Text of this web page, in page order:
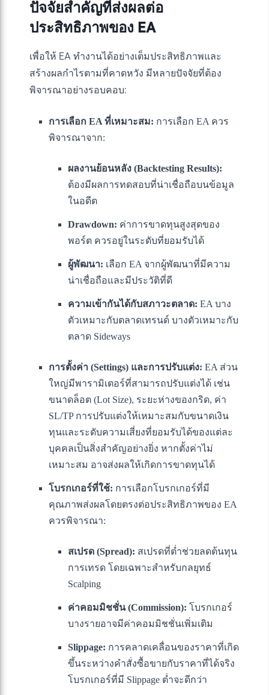
ปัจจัยสำคัญที่ส่งผลต่อ
ประสิทธิภาพของ EA
เพื่อให้ EA ทำงานได้อย่างเต็มประสิทธิภาพและ
สร้างผลกำไรตามที่คาดหวัง มีหลายปัจจัยที่ต้อง
พิจารณาอย่างรอบคอบ:
การเลือก EA ที่เหมาะสม: การเลือก EA ควร
พิจารณาจาก:
ผลงานย้อนหลัง (Backtesting Results):
ต้องมีผลการทดสอบที่น่าเชื่อถือบนข้อมูล
ในอดีต
Drawdown: ค่าการขาดทุนสูงสุดของ
พอร์ต ควรอยู่ในระดับที่ยอมรับได้
ผู้พัฒนา: เลือก EA จากผู้พัฒนาที่มีความ
น่าเชื่อถือและมีประวัติที่ดี
ความเข้ากันได้กับสภาวะตลาด: EA บาง
ตัวเหมาะกับตลาดเทรนด์ บางตัวเหมาะกับ
ตลาด Sideways
การตั้งค่า (Settings) และการปรับแต่ง: EA ส่วน
ใหญ่มีพารามิเตอร์ที่สามารถปรับแต่งได้ เช่น
ขนาดล็อต (Lot Size), ระยะห่างของกริด, ค่า
SL/TP การปรับแต่งให้เหมาะสมกับขนาดเงิน
ทุนและระดับความเสี่ยงที่ยอมรับได้ของแต่ละ
บุคคลเป็นสิ่งสำคัญอย่างยิ่ง หากตั้งค่าไม่
เหมาะสม อาจส่งผลให้เกิดการขาดทุนได้
โบรกเกอร์ที่ใช้: การเลือกโบรกเกอร์ที่มี
คุณภาพส่งผลโดยตรงต่อประสิทธิภาพของ EA
ควรพิจารณา:
สเปรด (Spread): สเปรดที่ต่ำช่วยลดต้นทุน
การเทรด โดยเฉพาะสำหรับกลยุทธ์
Scalping
ค่าคอมมิชชั่น (Commission): โบรกเกอร์
บางรายอาจมีค่าคอมมิชชั่นเพิ่มเติม
Slippage: การคลาดเคลื่อนของราคาที่เกิด
ขึ้นระหว่างคำสั่งซื้อขายกับราคาที่ได้จริง
โบรกเกอร์ที่มี Slippage ต่ำจะดีกว่า